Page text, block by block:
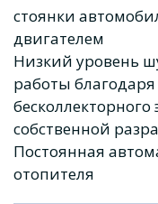
стоянки
двигателем
Низкий уровень
работы
бесколлекторного
собственной
Постоянная
отопителя